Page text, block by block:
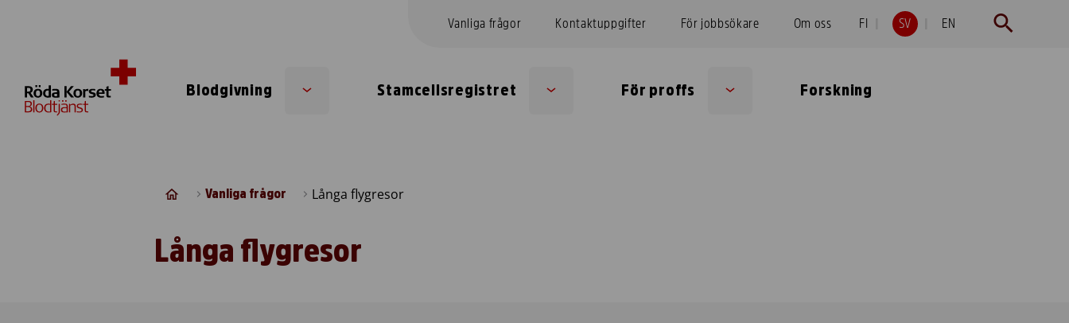
Vanliga frågor Kontaktuppgifter För jobbsökare Om oss FI SV EN
Blodgivning Stamcellsregistret För proffs Forskning
Vanliga frågor Långa flygresor
Långa flygresor